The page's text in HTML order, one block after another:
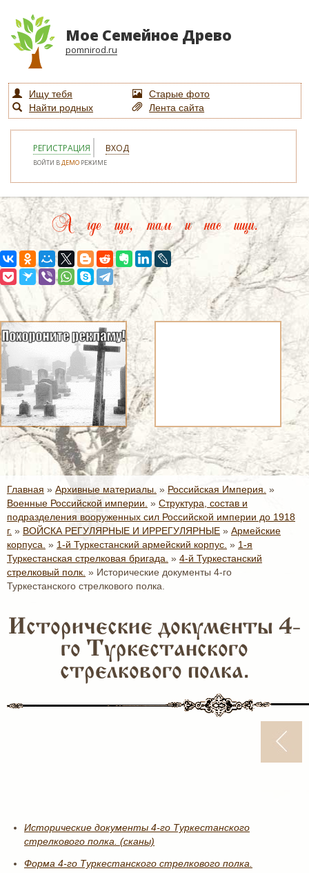
Мое Семейное Древо
pomnirod.ru
Ищу тебя
Старые фото
Найти родных
Лента сайта
РЕГИСТРАЦИЯ ВХОД
ВОЙТИ ВДЕМО РЕЖИМЕ
А где щи, там и нас ищи.
Главная » Архивные материалы. » Российская Империя. »
Военные Российской империи. » Структура, состав и
подразделения вооруженных сил Российской империи до 1918
г. » ВОЙСКА РЕГУЛЯРНЫЕ И ИРРЕГУЛЯРНЫЕ » Армейские
корпуса. » 1-й Туркестанский армейский корпус. » 1-я
Туркестанская стрелковая бригада. » 4-й Туркестанский
стрелковый полк. » Исторические документы 4-го
Туркестанского стрелкового полка.
Исторические документы 4-
го Туркестанского
стрелкового полка.
Исторические документы 4-го Туркестанского
стрелкового полка. (сканы)
Форма 4-го Туркестанского стрелкового полка.